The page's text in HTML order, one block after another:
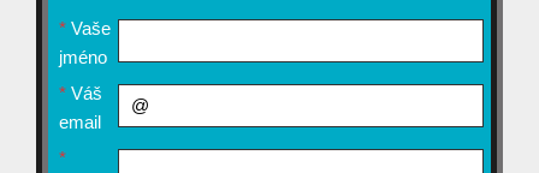
* Vaše
jméno
* Váš
email
*